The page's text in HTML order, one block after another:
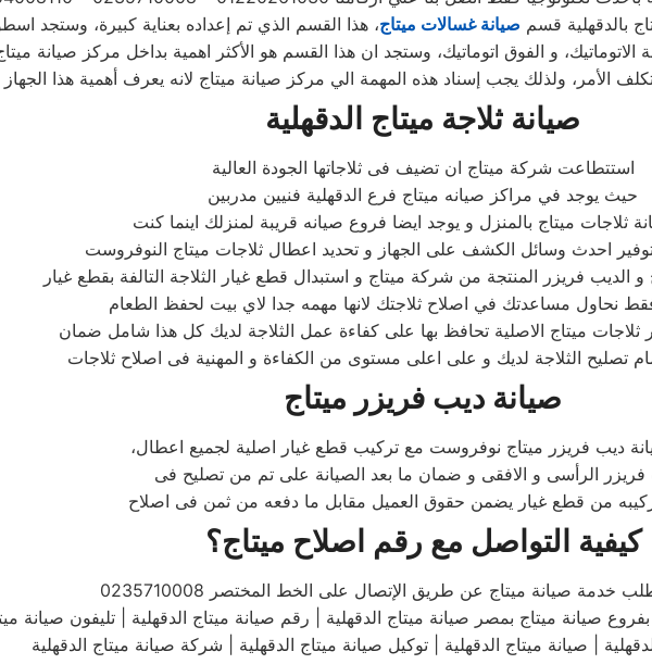
بالدقهلية قسم صيانة غسالات ميتاج، هذا القسم الذي تم إعداده بعناية كبيرة، وستجد
و الفوق اتوماتيك، وستجد ان هذا القسم هو الأكثر اهمية بداخل مركز صيانة
صيانة ثلاجة ميتاج الدقهلية
استتطاعت شركة ميتاج ان تضيف فى ثلاجاتها الجودة العالية
حيث يوجد في مراكز صيانه ميتاج فرع الدقهلية فنيين مدربين
احدث وسائل الكشف على الجهاز و تحديد اعطال ثلاجات ميتاج النوفروست
و الديب فريزر المنتجة من شركة ميتاج و استبدال قطع غيار الثلاجة التالفة بقطع غيار
نحاول مساعدتك في اصلاح ثلاجتك لانها مهمه جدا لاي بيت لحفظ الطعام
ميتاج الاصلية تحافظ بها على كفاءة عمل الثلاجة لديك كل هذا شامل ضمان
تصليح الثلاجة لديك و على اعلى مستوى من الكفاءة و المهنية فى اصلاح ثلاجات
صيانة ديب فريزر ميتاج
ديب فريزر ميتاج نوفروست مع تركيب قطع غيار اصلية لجميع اعطال
فريزر الرأسى و الافقى و ضمان ما بعد الصيانة على تم من تصليح فى
من قطع غيار يضمن حقوق العميل مقابل ما دفعه من ثمن فى اصلاح
كيفية التواصل مع رقم اصلاح ميتاج؟
خدمة صيانة ميتاج عن طريق الإتصال على الخط المختصر 0235710008
صيانة ميتاج بمصر صيانة ميتاج الدقهلية | رقم صيانة ميتاج الدقهلية | تليفون صيانة